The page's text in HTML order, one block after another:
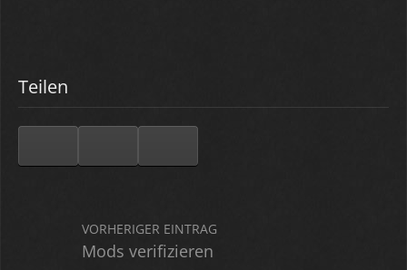
Teilen
VORHERIGER EINTRAG
Mods verifizieren